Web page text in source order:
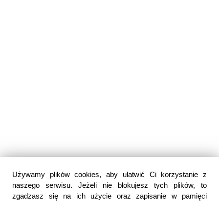
Używamy plików cookies, aby ułatwić Ci korzystanie z
naszego serwisu. Jeżeli nie blokujesz tych plików, to
zgadzasz się na ich użycie oraz zapisanie w pamięci